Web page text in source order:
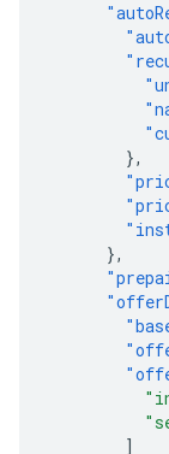
},
},
]